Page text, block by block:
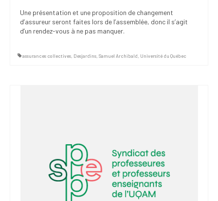
Une présentation et une proposition de changement
d’assureur seront faites lors de l’assemblée, donc il s’agit
d’un rendez-vous à ne pas manquer.
assurances collectives, Desjardins, Samuel Archibald, Université du Québec